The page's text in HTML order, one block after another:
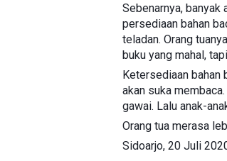
Sebenarnya, banyak
persediaan bahan
teladan. Orang
buku yang mahal,
Ketersediaan bahan
akan suka
gawai. Lalu anak-
Orang tua merasa
Sidoarjo, 20 Juli